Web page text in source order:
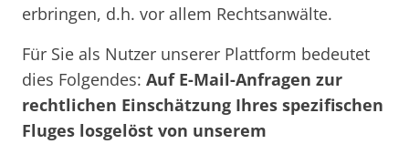
erbringen, d.h. vor allem Rechtsanwälte.
Für Sie als Nutzer unserer Plattform bedeutet
dies Folgendes: Auf E-Mail-Anfragen zur
rechtlichen Einschätzung Ihres spezifischen
Fluges losgelöst von unserem